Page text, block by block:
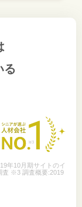
る
年10月期サイトのイ
査 ※3 調査概要:2019